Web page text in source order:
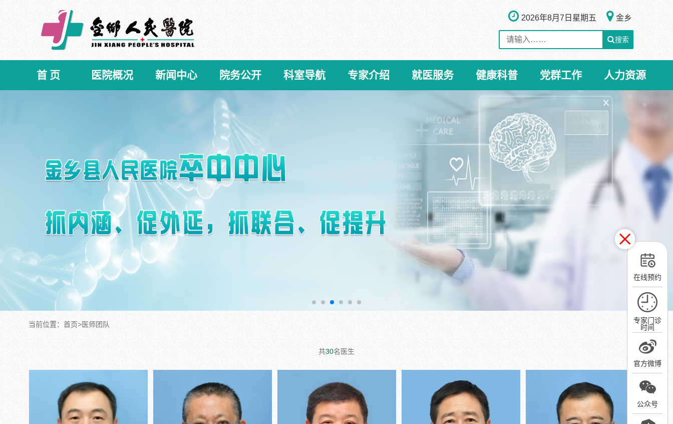
在线预约
专家门诊
时间
官方微博
公众号
2026年8月7日 星期五 金乡
搜索
首 页 医院概况 新闻中心 院务公开 科室导航 专家介绍 就医服务 健康科普 党群工作 人力资源
当前位置：首页>医师团队
共30名医生